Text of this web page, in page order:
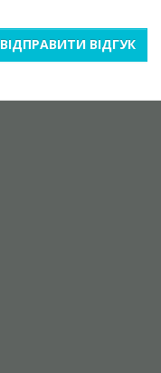
ВІДПРАВИТИ ВІДГУК